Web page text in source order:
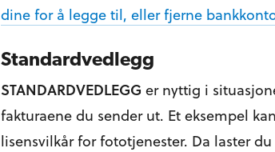
dine for å legge til, eller fjerne
Standardvedlegg
STANDARDVEDLEGG er nyttig i
fakturaene du sender ut. Et eksempel
lisensvilkår for fototjenester. Da laster